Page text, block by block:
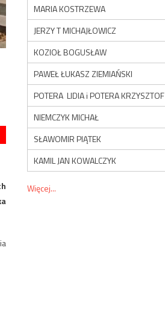
MARIA KOSTRZEWA
JERZY T MICHAJŁOWICZ
KOZIOŁ BOGUSŁAW
PAWEŁ ŁUKASZ ZIEMIAŃSKI
POTERA LIDIA i POTERA KRZYSZTOF
NIEMCZYK MICHAŁ
SŁAWOMIR PIĄTEK
KAMIL JAN KOWALCZYK
Więcej...